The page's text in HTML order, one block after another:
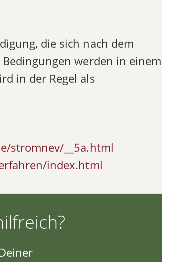
die sich nach dem
werden in einem
in der Regel als
stromnev/__5a.html
index.html